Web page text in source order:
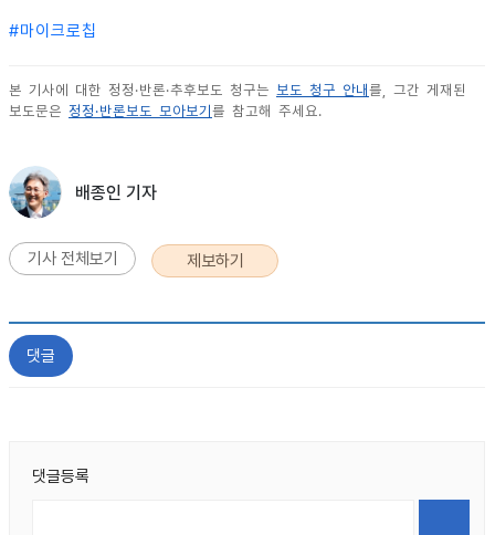
#마이크로칩
본 기사에 대한 정정·반론·추후보도 청구는 보도 청구 안내 를, 그간 게재된
보도문은 정정·반론보도 모아보기 를 참고해 주세요.
배종인 기자
기사 전체보기 제보하기
댓글
댓글등록